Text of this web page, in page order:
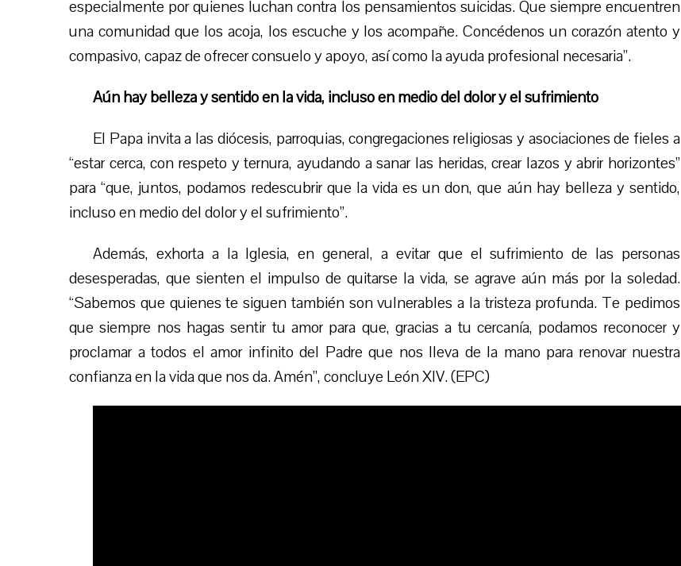
especialmente por quienes luchan contra los pensamientos suicidas. Que siempre encuentren
una comunidad que los acoja, los escuche y los acompañe. Concédenos un corazón atento y
compasivo, capaz de ofrecer consuelo y apoyo, así como la ayuda profesional necesaria”.
Aún hay belleza y sentido en la vida, incluso en medio del dolor y el sufrimiento
El Papa invita a las diócesis, parroquias, congregaciones religiosas y asociaciones de fieles a
“estar cerca, con respeto y ternura, ayudando a sanar las heridas, crear lazos y abrir horizontes”
para “que, juntos, podamos redescubrir que la vida es un don, que aún hay belleza y sentido,
incluso en medio del dolor y el sufrimiento”.
Además, exhorta a la Iglesia, en general, a evitar que el sufrimiento de las personas
desesperadas, que sienten el impulso de quitarse la vida, se agrave aún más por la soledad.
“Sabemos que quienes te siguen también son vulnerables a la tristeza profunda. Te pedimos
que siempre nos hagas sentir tu amor para que, gracias a tu cercanía, podamos reconocer y
proclamar a todos el amor infinito del Padre que nos lleva de la mano para renovar nuestra
confianza en la vida que nos da. Amén”, concluye León XIV. (EPC)